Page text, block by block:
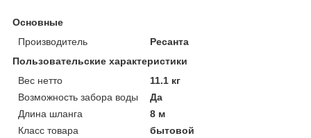
Основные
Производитель
Ресанта
Пользовательские характеристики
Вес нетто
11.1 кг
Возможность забора воды
Да
Длина шланга
8 м
Класс товара
бытовой